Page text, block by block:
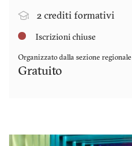
2 crediti formativi
Iscrizioni chiuse
Organizzato dalla sezione regionale
Gratuito